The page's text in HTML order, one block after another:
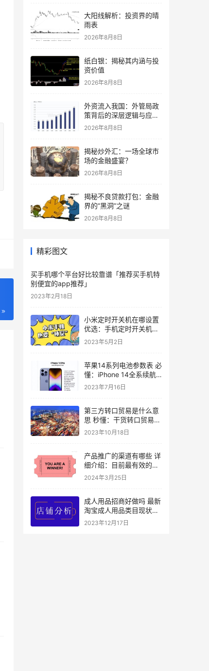
大阳线解析：投资界的晴
雨表
2026年8月8日
纸白银：揭秘其内涵与投
资价值
2026年8月8日
外资流入我国：外管局政
策背后的深层逻辑与应对
策略
2026年8月8日
揭秘炒外汇：一场全球市
场的金融盛宴？
2026年8月8日
揭秘不良贷款打包：金融
界的“黑洞”之谜
2026年8月8日
精彩图文
买手机哪个平台好比较靠谱「推荐买手机特
别便宜的app推荐」
2023年2月18日
小米定时开关机在哪设置
优选：手机定时开关机的
操作步骤
2023年5月2日
苹果14系列电池参数表 必
懂：iPhone 14全系续航
曝光
2023年7月16日
第三方转口贸易是什么意
思 秒懂：干货转口贸易和
过境贸易的区别
2023年10月18日
产品推广的渠道有哪些 详
细介绍：目前最有效的5
种推广渠道
2024年3月25日
成人用品招商好做吗 最新
淘宝成人用品类目现状分
析
2023年12月17日